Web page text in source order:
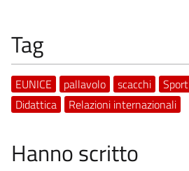
Tag
EUNICE pallavolo scacchi Sport
Didattica
Relazioni internazionali
Hanno scritto